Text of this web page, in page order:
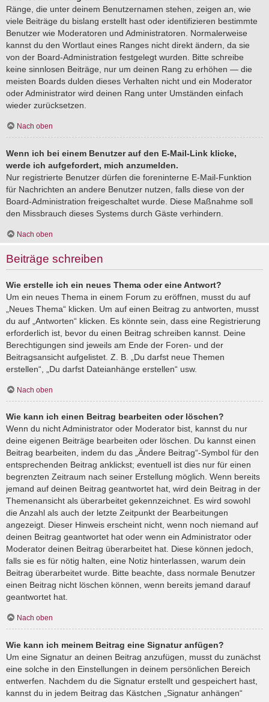
Ränge, die unter deinem Benutzernamen stehen, zeigen an, wie
viele Beiträge du bislang erstellt hast oder identifizieren bestimmte
Benutzer wie Moderatoren und Administratoren. Normalerweise
kannst du den Wortlaut eines Ranges nicht direkt ändern, da sie
von der Board-Administration festgelegt wurden. Bitte schreibe
keine sinnlosen Beiträge, nur um deinen Rang zu erhöhen — die
meisten Boards dulden dieses Verhalten nicht und ein Moderator
oder Administrator wird deinen Rang unter Umständen einfach
wieder zurücksetzen.
Nach oben
Wenn ich bei einem Benutzer auf den E-Mail-Link klicke,
werde ich aufgefordert, mich anzumelden.
Nur registrierte Benutzer dürfen die foreninterne E-Mail-Funktion
für Nachrichten an andere Benutzer nutzen, falls diese von der
Board-Administration freigeschaltet wurde. Diese Maßnahme soll
den Missbrauch dieses Systems durch Gäste verhindern.
Nach oben
Beiträge schreiben
Wie erstelle ich ein neues Thema oder eine Antwort?
Um ein neues Thema in einem Forum zu eröffnen, musst du auf
„Neues Thema“ klicken. Um auf einen Beitrag zu antworten, musst
du auf „Antworten“ klicken. Es könnte sein, dass eine Registrierung
erforderlich ist, bevor du einen Beitrag schreiben kannst. Deine
Berechtigungen sind jeweils am Ende der Foren- und der
Beitragsansicht aufgelistet. Z. B. „Du darfst neue Themen
erstellen“, „Du darfst Dateianhänge erstellen“ usw.
Nach oben
Wie kann ich einen Beitrag bearbeiten oder löschen?
Wenn du nicht Administrator oder Moderator bist, kannst du nur
deine eigenen Beiträge bearbeiten oder löschen. Du kannst einen
Beitrag bearbeiten, indem du das „Ändere Beitrag“-Symbol für den
entsprechenden Beitrag anklickst; eventuell ist dies nur für einen
begrenzten Zeitraum nach seiner Erstellung möglich. Wenn bereits
jemand auf deinen Beitrag geantwortet hat, wird dein Beitrag in der
Themenansicht als überarbeitet gekennzeichnet. Es wird sowohl
die Anzahl als auch der letzte Zeitpunkt der Bearbeitungen
angezeigt. Dieser Hinweis erscheint nicht, wenn noch niemand auf
deinen Beitrag geantwortet hat oder wenn ein Administrator oder
Moderator deinen Beitrag überarbeitet hat. Diese können jedoch,
falls sie es für nötig halten, eine Notiz hinterlassen, warum dein
Beitrag überarbeitet wurde. Bitte beachte, dass normale Benutzer
einen Beitrag nicht löschen können, wenn bereits jemand darauf
geantwortet hat.
Nach oben
Wie kann ich meinem Beitrag eine Signatur anfügen?
Um eine Signatur an deinen Beitrag anzufügen, musst du zunächst
eine solche in den Einstellungen in deinem persönlichen Bereich
entwerfen. Nachdem du die Signatur erstellt und gespeichert hast,
kannst du in jedem Beitrag das Kästchen „Signatur anhängen“